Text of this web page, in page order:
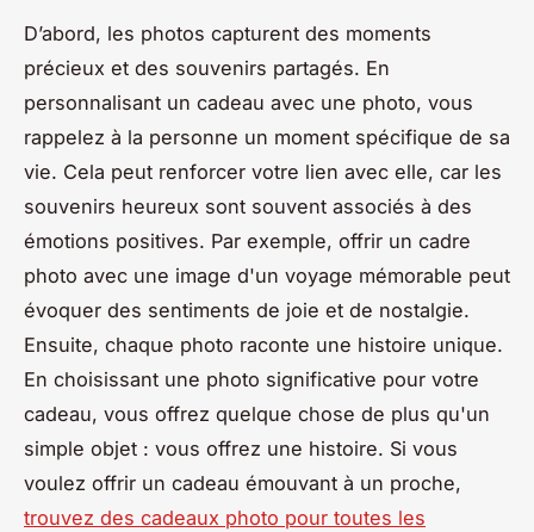
D’abord, les photos capturent des moments
précieux et des souvenirs partagés. En
personnalisant un cadeau avec une photo, vous
rappelez à la personne un moment spécifique de sa
vie. Cela peut renforcer votre lien avec elle, car les
souvenirs heureux sont souvent associés à des
émotions positives. Par exemple, offrir un cadre
photo avec une image d'un voyage mémorable peut
évoquer des sentiments de joie et de nostalgie.
Ensuite, chaque photo raconte une histoire unique.
En choisissant une photo significative pour votre
cadeau, vous offrez quelque chose de plus qu'un
simple objet : vous offrez une histoire. Si vous
voulez offrir un cadeau émouvant à un proche,
trouvez des cadeaux photo pour toutes les